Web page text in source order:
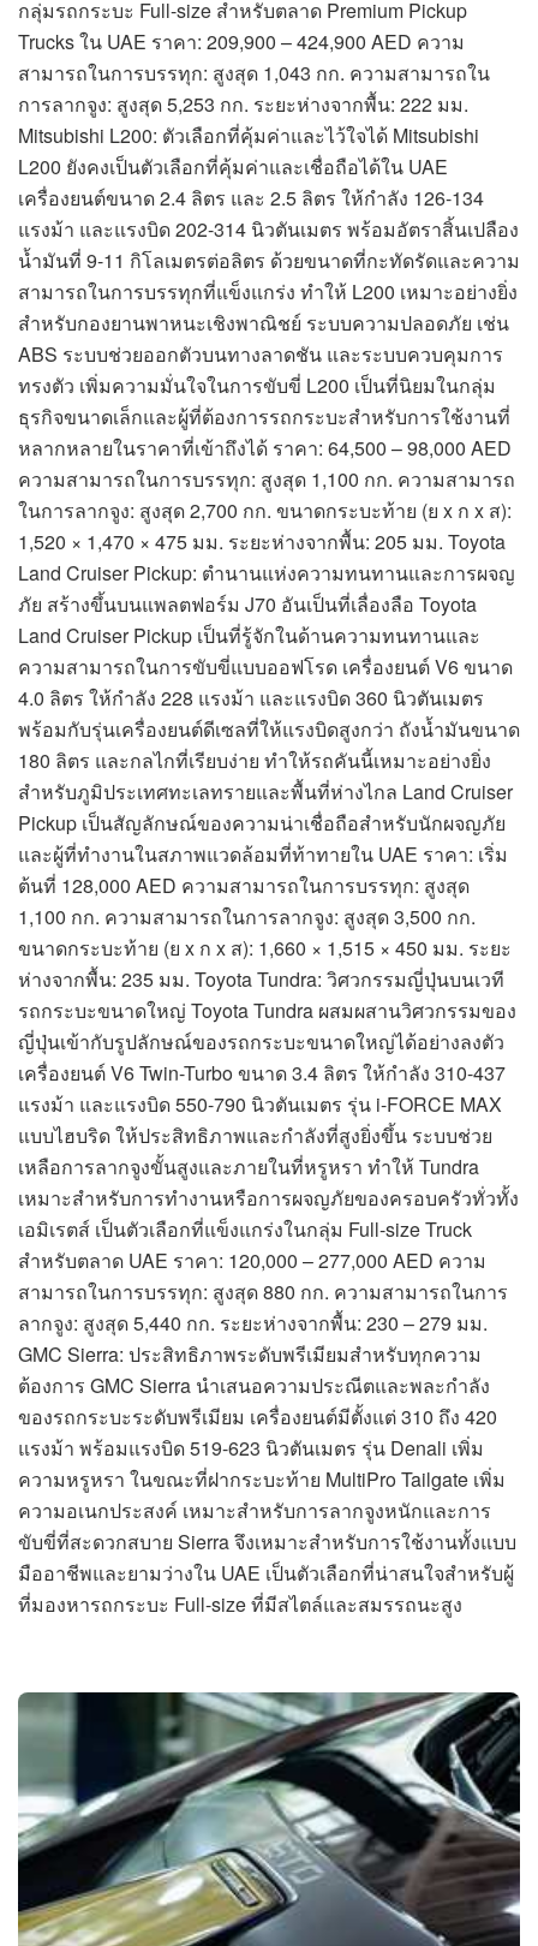
กลุ่มรถกระบะ Full-size สำหรับตลาด Premium Pickup
Trucks ใน UAE ราคา: 209,900 – 424,900 AED ความ
สามารถในการบรรทุก: สูงสุด 1,043 กก. ความสามารถใน
การลากจูง: สูงสุด 5,253 กก. ระยะห่างจากพื้น: 222 มม.
Mitsubishi L200: ตัวเลือกที่คุ้มค่าและไว้ใจได้ Mitsubishi
L200 ยังคงเป็นตัวเลือกที่คุ้มค่าและเชื่อถือได้ใน UAE
เครื่องยนต์ขนาด 2.4 ลิตร และ 2.5 ลิตร ให้กำลัง 126-134
แรงม้า และแรงบิด 202-314 นิวตันเมตร พร้อมอัตราสิ้นเปลือง
น้ำมันที่ 9-11 กิโลเมตรต่อลิตร ด้วยขนาดที่กะทัดรัดและความ
สามารถในการบรรทุกที่แข็งแกร่ง ทำให้ L200 เหมาะอย่างยิ่ง
สำหรับกองยานพาหนะเชิงพาณิชย์ ระบบความปลอดภัย เช่น
ABS ระบบช่วยออกตัวบนทางลาดชัน และระบบควบคุมการ
ทรงตัว เพิ่มความมั่นใจในการขับขี่ L200 เป็นที่นิยมในกลุ่ม
ธุรกิจขนาดเล็กและผู้ที่ต้องการรถกระบะสำหรับการใช้งานที่
หลากหลายในราคาที่เข้าถึงได้ ราคา: 64,500 – 98,000 AED
ความสามารถในการบรรทุก: สูงสุด 1,100 กก. ความสามารถ
ในการลากจูง: สูงสุด 2,700 กก. ขนาดกระบะท้าย (ย x ก x ส):
1,520 × 1,470 × 475 มม. ระยะห่างจากพื้น: 205 มม. Toyota
Land Cruiser Pickup: ตำนานแห่งความทนทานและการผจญ
ภัย สร้างขึ้นบนแพลตฟอร์ม J70 อันเป็นที่เลื่องลือ Toyota
Land Cruiser Pickup เป็นที่รู้จักในด้านความทนทานและ
ความสามารถในการขับขี่แบบออฟโรด เครื่องยนต์ V6 ขนาด
4.0 ลิตร ให้กำลัง 228 แรงม้า และแรงบิด 360 นิวตันเมตร
พร้อมกับรุ่นเครื่องยนต์ดีเซลที่ให้แรงบิดสูงกว่า ถังน้ำมันขนาด
180 ลิตร และกลไกที่เรียบง่าย ทำให้รถคันนี้เหมาะอย่างยิ่ง
สำหรับภูมิประเทศทะเลทรายและพื้นที่ห่างไกล Land Cruiser
Pickup เป็นสัญลักษณ์ของความน่าเชื่อถือสำหรับนักผจญภัย
และผู้ที่ทำงานในสภาพแวดล้อมที่ท้าทายใน UAE ราคา: เริ่ม
ต้นที่ 128,000 AED ความสามารถในการบรรทุก: สูงสุด
1,100 กก. ความสามารถในการลากจูง: สูงสุด 3,500 กก.
ขนาดกระบะท้าย (ย x ก x ส): 1,660 × 1,515 × 450 มม. ระยะ
ห่างจากพื้น: 235 มม. Toyota Tundra: วิศวกรรมญี่ปุ่นบนเวที
รถกระบะขนาดใหญ่ Toyota Tundra ผสมผสานวิศวกรรมของ
ญี่ปุ่นเข้ากับรูปลักษณ์ของรถกระบะขนาดใหญ่ได้อย่างลงตัว
เครื่องยนต์ V6 Twin-Turbo ขนาด 3.4 ลิตร ให้กำลัง 310-437
แรงม้า และแรงบิด 550-790 นิวตันเมตร รุ่น i-FORCE MAX
แบบไฮบริด ให้ประสิทธิภาพและกำลังที่สูงยิ่งขึ้น ระบบช่วย
เหลือการลากจูงขั้นสูงและภายในที่หรูหรา ทำให้ Tundra
เหมาะสำหรับการทำงานหรือการผจญภัยของครอบครัวทั่วทั้ง
เอมิเรตส์ เป็นตัวเลือกที่แข็งแกร่งในกลุ่ม Full-size Truck
สำหรับตลาด UAE ราคา: 120,000 – 277,000 AED ความ
สามารถในการบรรทุก: สูงสุด 880 กก. ความสามารถในการ
ลากจูง: สูงสุด 5,440 กก. ระยะห่างจากพื้น: 230 – 279 มม.
GMC Sierra: ประสิทธิภาพระดับพรีเมียมสำหรับทุกความ
ต้องการ GMC Sierra นำเสนอความประณีตและพละกำลัง
ของรถกระบะระดับพรีเมียม เครื่องยนต์มีตั้งแต่ 310 ถึง 420
แรงม้า พร้อมแรงบิด 519-623 นิวตันเมตร รุ่น Denali เพิ่ม
ความหรูหรา ในขณะที่ฝากระบะท้าย MultiPro Tailgate เพิ่ม
ความอเนกประสงค์ เหมาะสำหรับการลากจูงหนักและการ
ขับขี่ที่สะดวกสบาย Sierra จึงเหมาะสำหรับการใช้งานทั้งแบบ
มืออาชีพและยามว่างใน UAE เป็นตัวเลือกที่น่าสนใจสำหรับผู้
ที่มองหารถกระบะ Full-size ที่มีสไตล์และสมรรถนะสูง